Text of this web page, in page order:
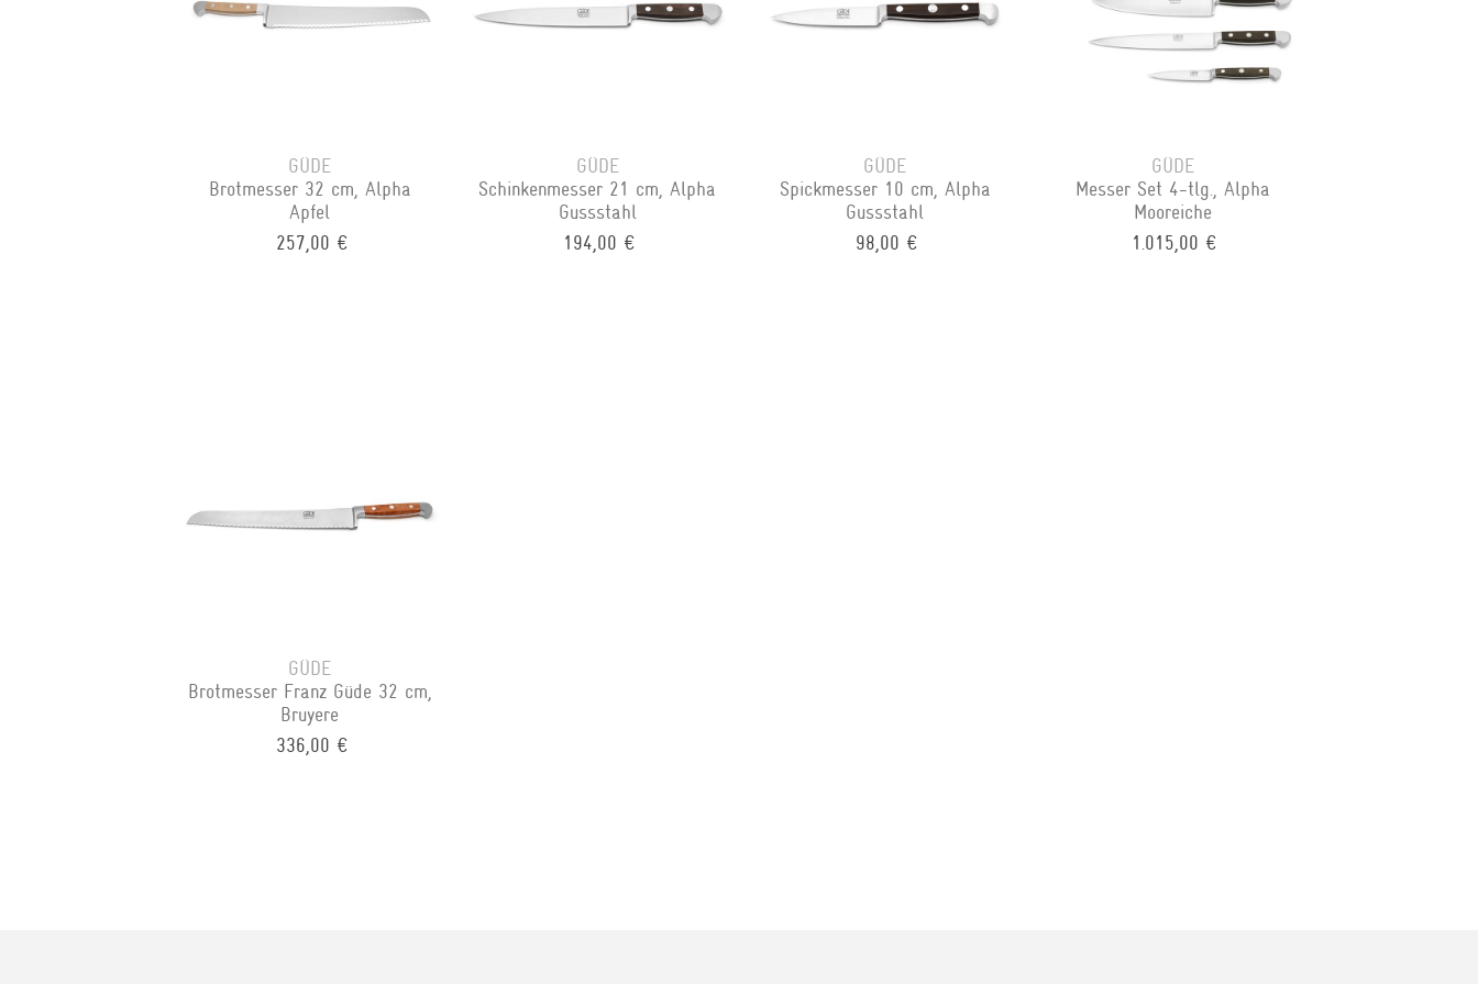
GÜDE
Brotmesser 32 cm, Alpha
Apfel
257,00 €
GÜDE
Schinkenmesser 21 cm, Alpha
Gussstahl
194,00 €
GÜDE
Spickmesser 10 cm, Alpha
Gussstahl
98,00 €
GÜDE
Messer Set 4-tlg., Alpha
Mooreiche
1.015,00 €
GÜDE
Brotmesser Franz Güde 32 cm,
Bruyere
336,00 €